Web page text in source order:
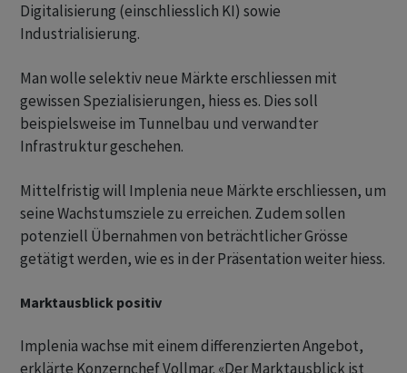
Digitalisierung (einschliesslich KI) sowie
Industrialisierung.
Man wolle selektiv neue Märkte erschliessen mit
gewissen Spezialisierungen, hiess es. Dies soll
beispielsweise im Tunnelbau und verwandter
Infrastruktur geschehen.
Mittelfristig will Implenia neue Märkte erschliessen, um
seine Wachstumsziele zu erreichen. Zudem sollen
potenziell Übernahmen von beträchtlicher Grösse
getätigt werden, wie es in der Präsentation weiter hiess.
Marktausblick positiv
Implenia wachse mit einem differenzierten Angebot,
erklärte Konzernchef Vollmar. «Der Marktausblick ist